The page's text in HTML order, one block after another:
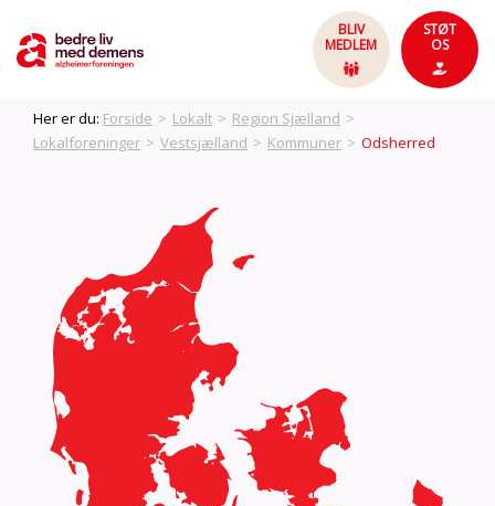
BLIV
MEDLEM
STØT
OS
Her er du: Forside > Lokalt > Region Sjælland >
Lokalforeninger > Vestsjælland > Kommuner > Odsherred